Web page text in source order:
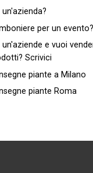
un'azienda?
per un evento?
un'aziende e vuoi
Scrivici
piante a Milano
piante Roma